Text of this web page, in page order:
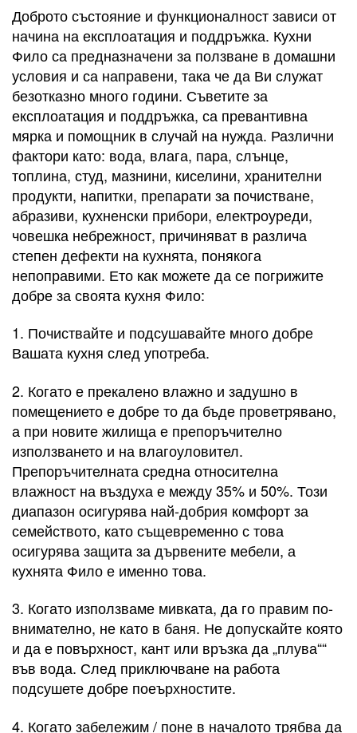
Доброто състояние и функционалност зависи от
начина на експлоатация и поддръжка. Кухни
Фило са предназначени за ползване в домашни
условия и са направени, така че да Ви служат
безотказно много години. Съветите за
експлоатация и поддръжка, са превантивна
мярка и помощник в случай на нужда. Различни
фактори като: вода, влага, пара, слънце,
топлина, студ, мазнини, киселини, хранителни
продукти, напитки, препарати за почистване,
абразиви, кухненски прибори, електроуреди,
човешка небрежност, причиняват в различа
степен дефекти на кухнята, понякога
непоправими. Ето как можете да се погрижите
добре за своята кухня Фило:
1. Почиствайте и подсушавайте много добре
Вашата кухня след употреба.
2. Когато е прекалено влажно и задушно в
помещението е добре то да бъде проветрявано,
а при новите жилища е препоръчително
използването и на влагоуловител.
Препоръчителната средна относителна
влажност на въздуха е между 35% и 50%. Този
диапазон осигурява най-добрия комфорт за
семейството, като същевременно с това
осигурява защита за дървените мебели, а
кухнята Фило е именно това.
3. Когато използваме мивката, да го правим по-
внимателно, не като в баня. Не допускайте която
и да е повърхност, кант или връзка да „плува““
във вода. След приключване на работа
подсушете добре поеърхностите.
4. Когато забележим / поне в началото трябва да